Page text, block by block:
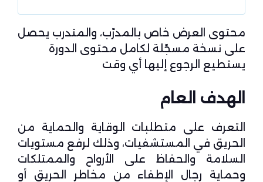
محتوى العرض خاص بالمدرّب، والمتدرب يحصل
على نسخة مسجّلة لكامل محتوى الدورة
يستطيع الرجوع إليها أي وقت
الهدف العام
التعرف على متطلبات الوقاية والحماية من
الحريق في المستشفيات، وذلك لرفع مستويات
السلامة والحفاظ على الأرواح والممتلكات
وحماية رجال الإطفاء من مخاطر الحريق أو